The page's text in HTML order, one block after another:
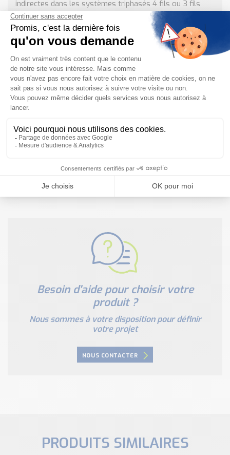
indirectes dans les systèmes triphasés 4 fils ou 3 fils
équilibrés et non équilibrés.
DOCUMENTATION TECHNIQUE DE CETTE
Fiche technique de la centrale de mesure NR30 Diteltec
.pdf Télécharger
Besoin d'informations complémentaires ?
Besoin d'aide pour choisir votre
produit ?
Nous sommes à votre disposition pour définir
votre projet
NOUS CONTACTER
PRODUITS SIMILAIRES